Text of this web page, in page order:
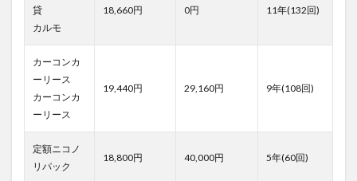
貸
カルモ
18,660円 0円 11年(132回)
カーコンカ
ーリース
カーコンカ
ーリース
19,440円 29,160円 9年(108回)
定額ニコノ
リパック
18,800円 40,000円 5年(60回)